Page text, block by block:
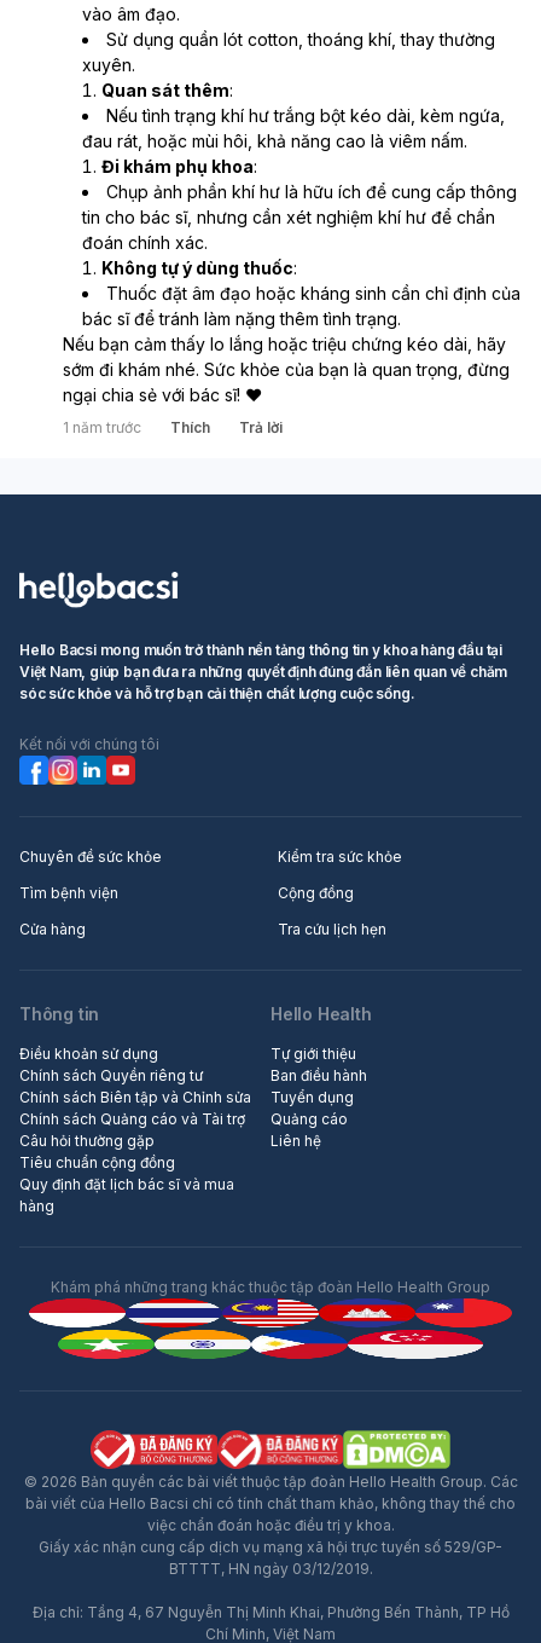
vào âm đạo.
Sử dụng quần lót cotton, thoáng khí, thay thường
xuyên.
Quan sát thêm:
Nếu tình trạng khí hư trắng bột kéo dài, kèm ngứa,
đau rát, hoặc mùi hôi, khả năng cao là viêm nấm.
Đi khám phụ khoa:
Chụp ảnh phần khí hư là hữu ích để cung cấp thông
tin cho bác sĩ, nhưng cần xét nghiệm khí hư để chẩn
đoán chính xác.
Không tự ý dùng thuốc:
Thuốc đặt âm đạo hoặc kháng sinh cần chỉ định của
bác sĩ để tránh làm nặng thêm tình trạng.
Nếu bạn cảm thấy lo lắng hoặc triệu chứng kéo dài, hãy
sớm đi khám nhé. Sức khỏe của bạn là quan trọng, đừng
ngại chia sẻ với bác sĩ! ❤️
1 năm trước Thích Trả lời
Hello Bacsi mong muốn trở thành nền tảng thông tin y khoa hàng đầu tại
Việt Nam, giúp bạn đưa ra những quyết định đúng đắn liên quan về chăm
sóc sức khỏe và hỗ trợ bạn cải thiện chất lượng cuộc sống.
Kết nối với chúng tôi
Chuyên đề sức khỏe
Kiểm tra sức khỏe
Tìm bệnh viện
Cộng đồng
Cửa hàng
Tra cứu lịch hẹn
Thông tin
Điều khoản sử dụng
Chính sách Quyền riêng tư
Chính sách Biên tập và Chỉnh sửa
Chính sách Quảng cáo và Tài trợ
Câu hỏi thường gặp
Tiêu chuẩn cộng đồng
Quy định đặt lịch bác sĩ và mua
hàng
Hello Health
Tự giới thiệu
Ban điều hành
Tuyển dụng
Quảng cáo
Liên hệ
Khám phá những trang khác thuộc tập đoàn Hello Health Group
© 2026 Bản quyền các bài viết thuộc tập đoàn Hello Health Group. Các
bài viết của Hello Bacsi chỉ có tính chất tham khảo, không thay thế cho
việc chẩn đoán hoặc điều trị y khoa.
Giấy xác nhận cung cấp dịch vụ mạng xã hội trực tuyến số 529/GP-
BTTTT, HN ngày 03/12/2019.
Địa chỉ: Tầng 4, 67 Nguyễn Thị Minh Khai, Phường Bến Thành, TP Hồ
Chí Minh, Việt Nam